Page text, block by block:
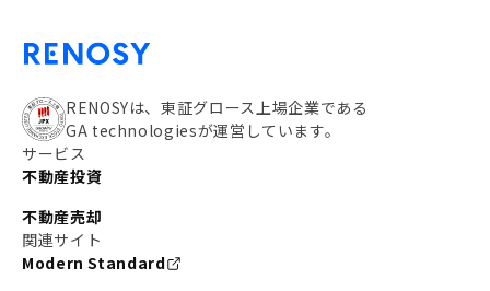
RENOSYは、東証グロース上場企業である
GA technologiesが運営しています。
サービス
不動産投資
不動産売却
関連サイト
Modern Standard